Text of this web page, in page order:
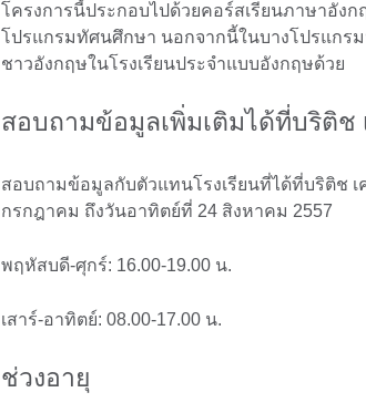
โครงการนี้ประกอบไปด้วยคอร์สเรียนภาษาอัง
โปรแกรมทัศนศึกษา นอกจากนี้ในบางโปรแกร
ชาวอังกฤษในโรงเรียนประจำแบบอังกฤษด้วย
สอบถามข้อมูลเพิ่มเติมได้ที่บริติช
สอบถามข้อมูลกับตัวแทนโรงเรียนที่ได้ที่บริติช
กรกฎาคม ถึงวันอาทิตย์ที่ 24 สิงหาคม 2557
พฤหัสบดี-ศุกร์: 16.00-19.00 น.
เสาร์-อาทิตย์: 08.00-17.00 น.
ช่วงอายุ